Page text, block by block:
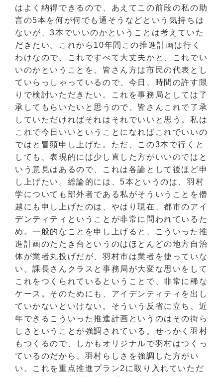
はよく納得できるので、あえてこの前段の私の助
言の5本を何が何でも通そうなどという気持ちは
ないが、3本でいいのかということは考えていた
だきたい。これから10年間この推進計画は行く
わけなので、これですべて大丈夫かと、これでい
いのかということを、皆さん方は市民の代表とし
ていらっしゃっているので、今日、時間の許す限
りで検討いただきたい。これを事務局としては了
承してもらいたいと思うので、皆さんこれで了承
していただければそれはそれでいいと思う。私は
これで今日いいということになればこれでいいの
ではと冒頭申し上げた。ただ、この3本で行くと
しても、表現的には少し直した方がいいのではと
いう意見はあるので、これは各論として後ほど申
し上げたい。総論的には、5本というのは、羽村
学についても部外者である私がそういうことを僭
越にも申し上げたのは、やはり現在、都市のアイ
デンティティということが非常に問われているた
め。一般的なことを申し上げると、こういった推
進計画のたたき台というのはほとんどの地方自治
体が業者丸投げだが、羽村市は業者を使っていな
い。課長さんクラスと事務局が大変な思いをして
これをつくられているということで、非常に稀な
ケース。そのためにも、アイデンティティを出し
ていかないといけない。そういう反省に立ち、近
年できるこういった推進計画というのはその街ら
しさということが強調されている。せっかく羽村
もつくるので、しかもオリジナルで羽村はつくっ
ているのだから、羽村らしさを強調した方がい
い。これを重点推進プラン2に取り入れていただ